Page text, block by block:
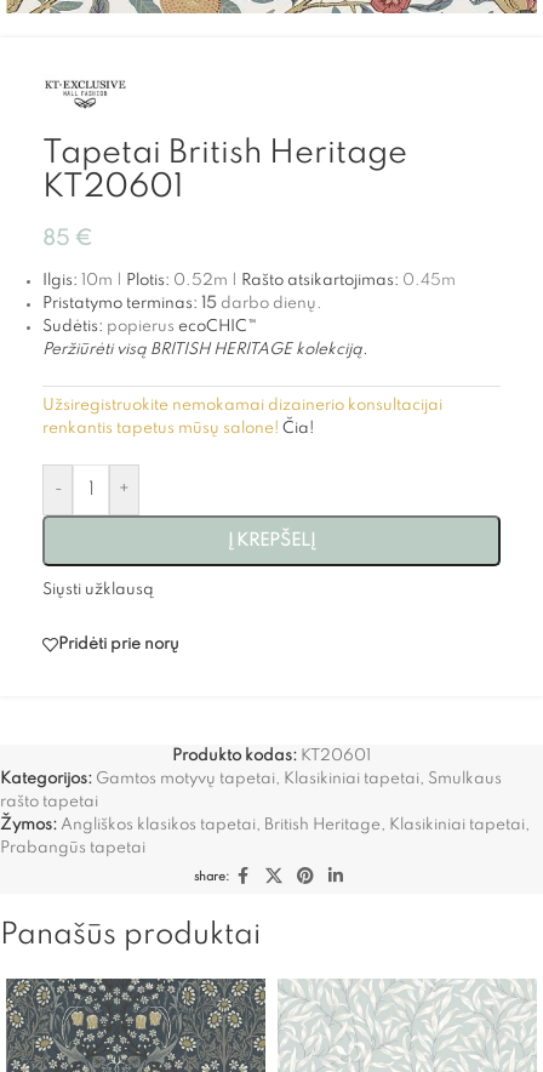
Tapetai British Heritage
KT20601
85 €
Ilgis: 10m | Plotis: 0.52m | Rašto atsikartojimas: 0.45m
Pristatymo terminas:
15 darbo dienų.
Sudėtis: popierus ecoCHIC™
Peržiūrėti visą BRITISH HERITAGE kolekciją.
Užsiregistruokite nemokamai dizainerio konsultacijai
renkantis tapetus mūsų salone! Čia!
- +
Į KREPŠELĮ
Siųsti užklausą
Pridėti prie norų
Produkto kodas: KT20601
Kategorijos: Gamtos motyvų tapetai, Klasikiniai tapetai, Smulkaus
rašto tapetai
Žymos: Angliškos klasikos tapetai, British Heritage, Klasikiniai tapetai,
Prabangūs tapetai
share:
Panašūs produktai